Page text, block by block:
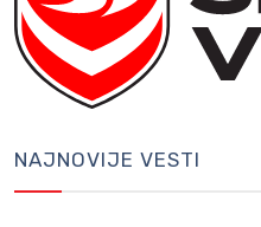
NAJNOVIJE VESTI